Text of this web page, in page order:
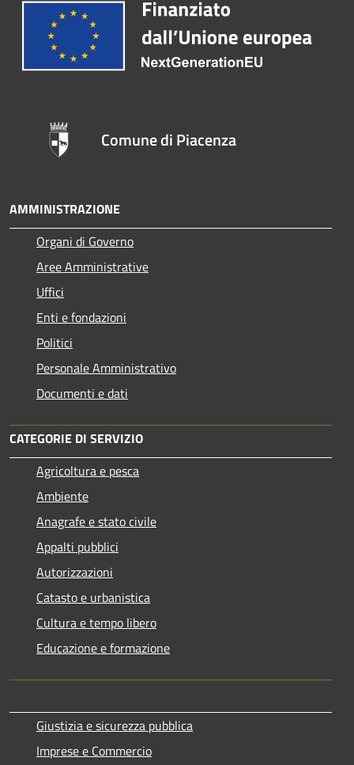
Comune di Piacenza
AMMINISTRAZIONE
Organi di Governo
Aree Amministrative
Uffici
Enti e fondazioni
Politici
Personale Amministrativo
Documenti e dati
CATEGORIE DI SERVIZIO
Agricoltura e pesca
Ambiente
Anagrafe e stato civile
Appalti pubblici
Autorizzazioni
Catasto e urbanistica
Cultura e tempo libero
Educazione e formazione
Giustizia e sicurezza pubblica
Imprese e Commercio